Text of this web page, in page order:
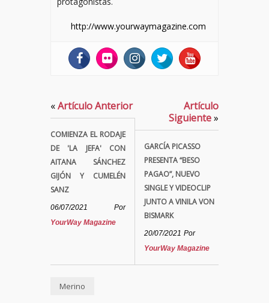
http://www.yourwaymagazine.com
«Artículo Anterior
COMIENZA EL RODAJE
DE 'LA JEFA' CON
AITANA SÁNCHEZ
GIJÓN Y CUMELÉN
SANZ
06/07/2021
Por
YourWay Magazine
Artículo
Siguiente»
GARCÍA PICASSO
PRESENTA “BESO
PAGAO”, NUEVO
SINGLE Y VIDEOCLIP
JUNTO A VINILA VON
BISMARK
20/07/2021 Por
YourWay Magazine
Merino